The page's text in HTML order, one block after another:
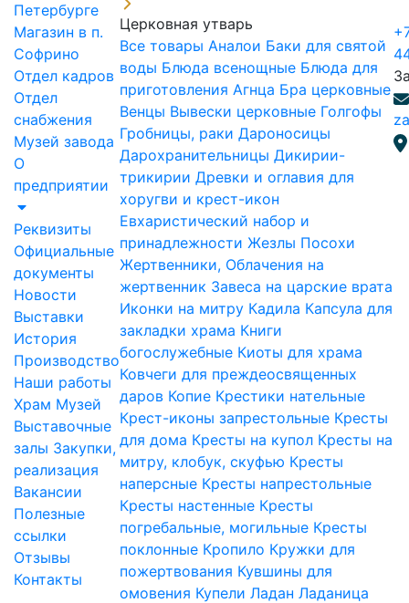
Петербурге
Магазин в п.
Софрино
Отдел кадров
Отдел
снабжения
Музей завода
О
предприятии
Реквизиты
Официальные
документы
Новости
Выставки
История
Производство
Наши работы
Храм Музей
Выставочные
залы Закупки,
реализация
Вакансии
Полезные
ссылки
Отзывы
Контакты
Церковная утварь
Все товары Аналои Баки для святой
воды Блюда всенощные Блюда для
приготовления Агнца Бра церковные
Венцы Вывески церковные Голгофы
Гробницы, раки Дароносицы
Дарохранительницы Дикирии-
трикирии Древки и оглавия для
хоругви и крест-икон
Евхаристический набор и
принадлежности Жезлы Посохи
Жертвенники, Облачения на
жертвенник Завеса на царские врата
Иконки на митру Кадила Капсула для
закладки храма Книги
богослужебные Киоты для храма
Ковчеги для преждеосвященных
даров Копие Крестики нательные
Крест-иконы запрестольные Кресты
для дома Кресты на купол Кресты на
митру, клобук, скуфью Кресты
наперсные Кресты напрестольные
Кресты настенные Кресты
погребальные, могильные Кресты
поклонные Кропило Кружки для
пожертвования Кувшины для
омовения Купели Ладан Ладаница